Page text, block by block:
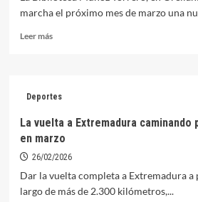
marcha el próximo mes de marzo una
Leer másLeer
Muñoz
comienza
en
marzo
nueva
edición
Deportes
La vuelta a Extremadura caminando
en marzo
26/02/2026
Dar la vuelta completa a Extremadura a
largo de más de 2.300 kilómetros,...